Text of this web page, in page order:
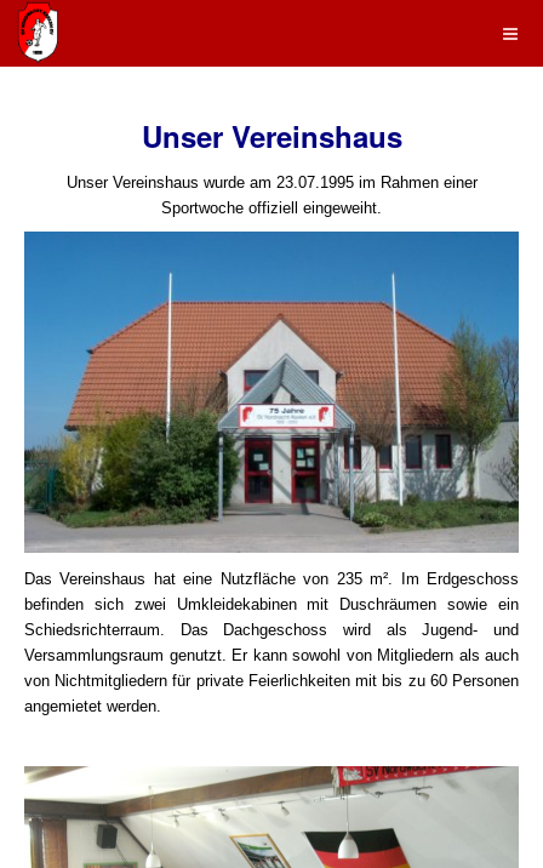
Unser Vereinshaus
Unser Vereinshaus wurde am 23.07.1995 im Rahmen einer
Sportwoche offiziell eingeweiht.
Das Vereinshaus hat eine Nutzfläche von 235 m². Im Erdgeschoss
befinden sich zwei Umkleidekabinen mit Duschräumen sowie ein
Schiedsrichterraum. Das Dachgeschoss wird als Jugend- und
Versammlungsraum genutzt. Er kann sowohl von Mitgliedern als auch
von Nichtmitgliedern für private Feierlichkeiten mit bis zu 60 Personen
angemietet werden.